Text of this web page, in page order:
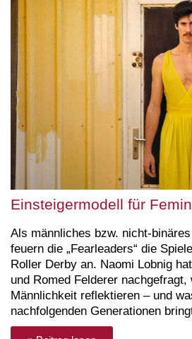
Einsteigermodell für
Als männliches bzw. nicht-
feuern die „Fearleaders“ die
Roller Derby an. Naomi Lobnig
und Romed Felderer
Männlichkeit reflektieren – und
nachfolgenden Generationen